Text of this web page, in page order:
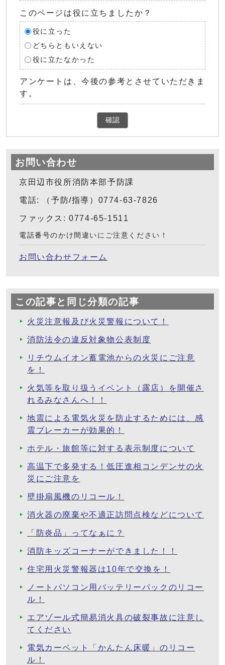
このページは役に立ちましたか？
役に立った
どちらともいえない
役に立たなかった
アンケートは、今後の参考とさせていただきま
す。
確認
お問い合わせ
京田辺市役所消防本部予防課
電話: （予防/指導）0774-63-7826
ファックス: 0774-65-1511
電話番号のかけ間違いにご注意ください！
お問い合わせフォーム
この記事と同じ分類の記事
火災注意報及び火災警報について！
消防法令の違反対象物公表制度
リチウムイオン蓄電池からの火災にご注意
を！
火気等を取り扱うイベント（露店）を開催さ
れるみなさんへ！！
地震による電気火災を防止するためには、感
震ブレーカーが効果的！
ホテル・旅館等に対する表示制度について
高温下で多発する！低圧進相コンデンサの火
災にご注意を
壁掛扇風機のリコール！
消火器の廃棄や不適正訪問点検などについて
「防炎品」ってなぁに？
消防キッズコーナーができました！！
住宅用火災警報器は10年で交換を！
ノートパソコン用バッテリーパックのリコー
ル！
エアゾール式簡易消火具の破裂事故に注意し
てください
電気カーペット「かんたん床暖」のリコー
ル！